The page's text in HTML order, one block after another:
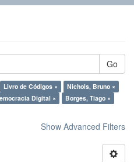
Go
Livro de Códigos ×
Nichols, Bruno ×
Digital ×
Borges, Tiago ×
Show Advanced Filters